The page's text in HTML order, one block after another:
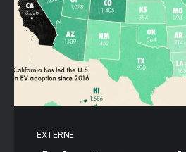
EXTERNE